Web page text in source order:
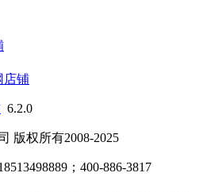
店铺
6.2.0
版权所有2008-2025
；400-886-3817